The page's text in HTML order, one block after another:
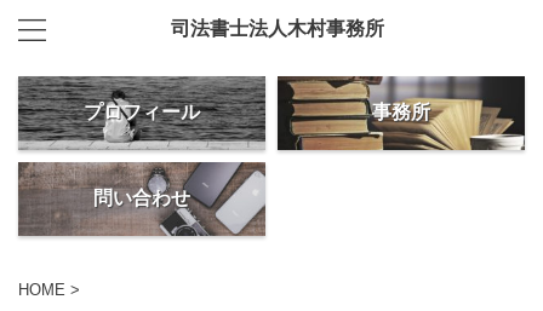
司法書士法人木村事務所
プロフィール 事務所
問い合わせ
HOME >